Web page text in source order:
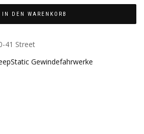
IN DEN WARENKORB
41 Street
Gewindefahrwerke